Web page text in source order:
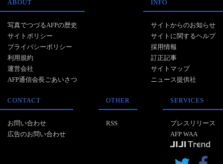
ABOUT
写真でつづるAFPの歴史
サイトポリシー
プライバシーポリシー
利用規約
運営会社
AFP通信会長ごあいさつ
INFO
サイトからのお知らせ
サイトに関するヘルプ
採用情報
訂正記事
サイトマップ
ニュース提供社
CONTACT
お問い合わせ
広告のお問い合わせ
OTHER
RSS
SERVICES
プレスリリース
AFP WAA